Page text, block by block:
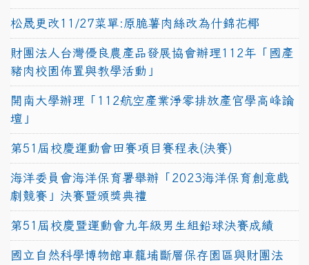
松晟更改11/27菜單:原脆薯肉絲改為什錦花椰
財團法人台灣優良農產品發展協會辦理112年「國產
豬肉校園佈置與教學活動」
開南大學辦理「112航空產業淨零排放產官學高峰論
壇」
第51屆校慶運動會田賽項目賽程表(決賽)
海洋委員會海洋保育署舉辦「2023海洋保育創意戲
劇競賽」決賽暨頒獎典禮
第51屆校慶暨運動會九年級男生組鉛球決賽成績
國立自然科學博物館車籠埔斷層保存園區與財團法